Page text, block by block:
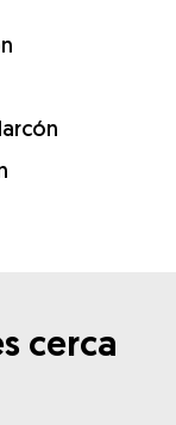
cerca